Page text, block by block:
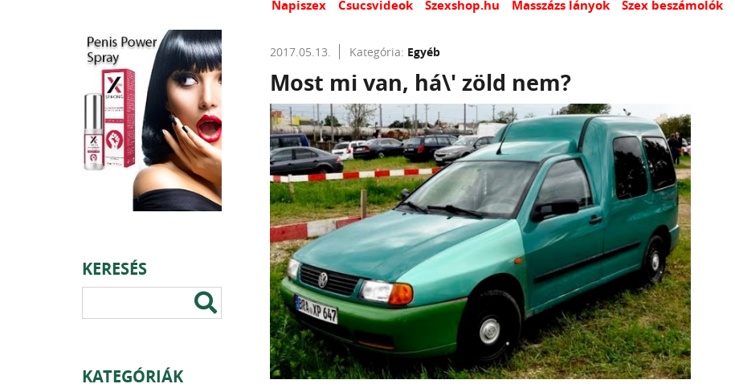
Napiszex Csucsvideok Szexshop.hu Masszázs lányok Szex beszámolók
KERESÉS
KATEGÓRIÁK
2017.05.13. Kategória: Egyéb
Most mi van, há\' zöld nem?